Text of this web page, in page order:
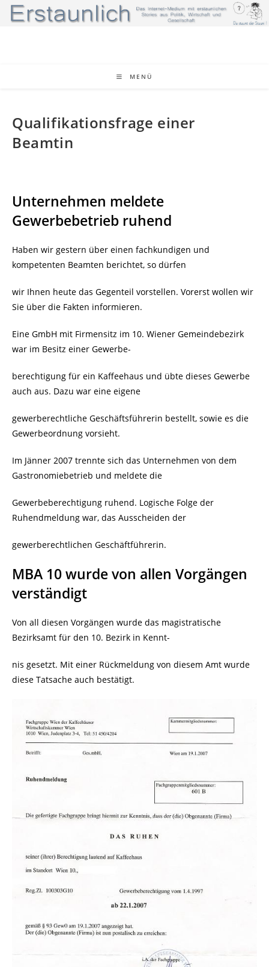
Zum
Inhalt
MENÜ
Qualifikationsfrage einer
Beamtin
Unternehmen meldete
Gewerbebetrieb ruhend
Haben wir gestern über einen fachkundigen und
kompetenten Beamten berichtet, so dürfen
wir Ihnen heute das Gegenteil vorstellen. Vorerst wollen wir
Sie über die Fakten informieren.
Eine GmbH mit Firmensitz im 10. Wiener Gemeindebezirk
war im Besitz einer Gewerbe-
berechtigung für ein Kaffeehaus und übte dieses Gewerbe
auch aus. Dazu war eine eigene
gewerberechtliche Geschäftsführerin bestellt, sowie es die
Gewerbeordnung vorsieht.
Im Jänner 2007 trennte sich das Unternehmen von dem
Gastronomiebetrieb und meldete die
Gewerbeberechtigung ruhend. Logische Folge der
Ruhendmeldung war, das Ausscheiden der
gewerberechtlichen Geschäftführerin.
MBA 10 wurde von allen Vorgängen
verständigt
Von all diesen Vorgängen wurde das magistratische
Bezirksamt für den 10. Bezirk in Kennt-
nis gesetzt. Mit einer Rückmeldung von diesem Amt wurde
diese Tatsache auch bestätigt.